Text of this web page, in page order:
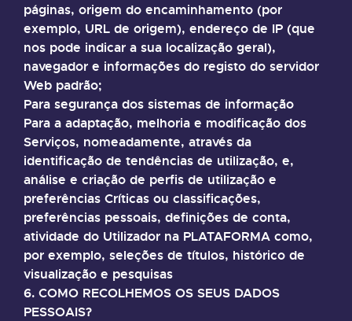
páginas, origem do encaminhamento (por
exemplo, URL de origem), endereço de IP (que
nos pode indicar a sua localização geral),
navegador e informações do registo do servidor
Web padrão;
Para segurança dos sistemas de informação
Para a adaptação, melhoria e modificação dos
Serviços, nomeadamente, através da
identificação de tendências de utilização, e,
análise e criação de perfis de utilização e
preferências Críticas ou classificações,
preferências pessoais, definições de conta,
atividade do Utilizador na PLATAFORMA como,
por exemplo, seleções de títulos, histórico de
visualização e pesquisas
6. COMO RECOLHEMOS OS SEUS DADOS
PESSOAIS?